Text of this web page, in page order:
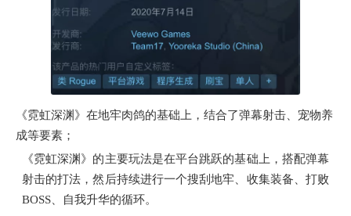
《霓虹深渊》在地牢肉鸽的基础上，结合了弹幕射击、宠物养
成等要素；
《霓虹深渊》的主要玩法是在平台跳跃的基础上，搭配弹幕
射击的打法，然后持续进行一个搜刮地牢、收集装备、打败
BOSS、自我升华的循环。